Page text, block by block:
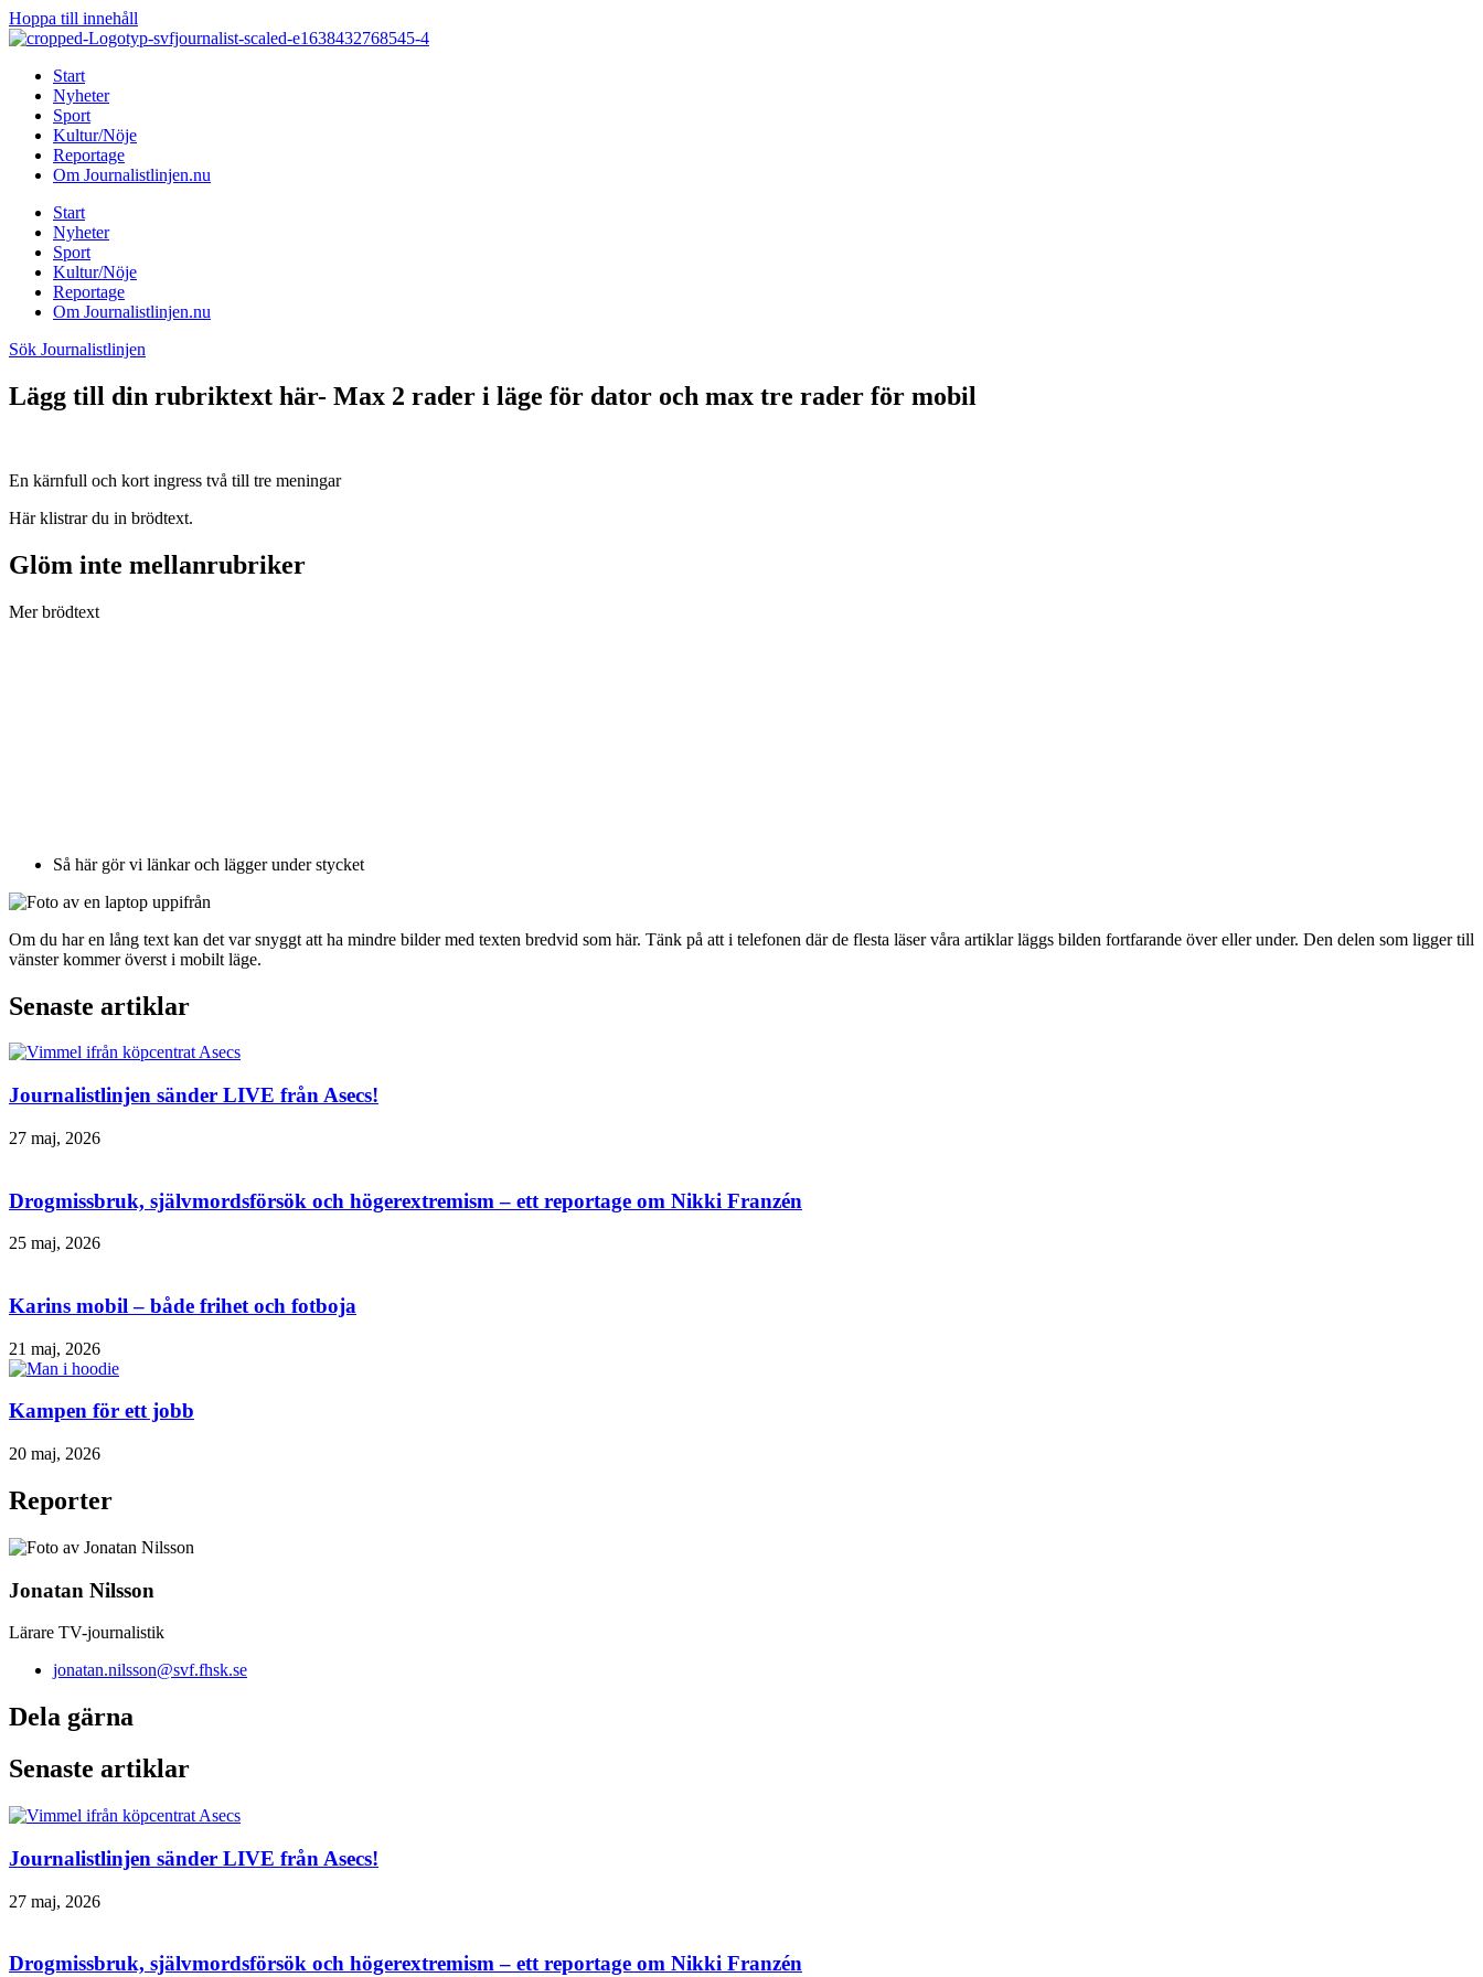
Hoppa till innehåll
Start
Nyheter
Sport
Kultur/Nöje
Reportage
Om Journalistlinjen.nu
Start
Nyheter
Sport
Kultur/Nöje
Reportage
Om Journalistlinjen.nu
Sök Journalistlinjen
Lägg till din rubriktext här- Max 2 rader i läge för dator och max tre rader för mobil
En kärnfull och kort ingress två till tre meningar
Här klistrar du in brödtext.
Glöm inte mellanrubriker
Mer brödtext
Så här gör vi länkar och lägger under stycket
Om du har en lång text kan det var snyggt att ha mindre bilder med texten bredvid som här. Tänk på att i telefonen där de flesta läser våra artiklar läggs bilden fortfarande över eller under. Den delen som ligger till
vänster kommer överst i mobilt läge.
Senaste artiklar
Journalistlinjen sänder LIVE från Asecs!
27 maj, 2026
Drogmissbruk, självmordsförsök och högerextremism – ett reportage om Nikki Franzén
25 maj, 2026
Karins mobil – både frihet och fotboja
21 maj, 2026
Kampen för ett jobb
20 maj, 2026
Reporter
Jonatan Nilsson
Lärare TV-journalistik
jonatan.nilsson@svf.fhsk.se
Dela gärna
Senaste artiklar
Journalistlinjen sänder LIVE från Asecs!
27 maj, 2026
Drogmissbruk, självmordsförsök och högerextremism – ett reportage om Nikki Franzén